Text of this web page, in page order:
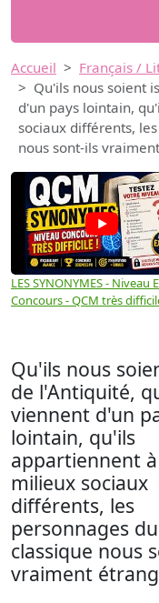
Accueil
Français /
Qu'ils nous soient
d'un pays lointain,
sociaux différents,
nous sont-ils
LES SYNONYMES - Niveau
Concours - QCM très
Qu'ils nous
de l'Antiquité,
viennent d'un
lointain, qu'ils
appartiennent
milieux sociaux
différents, les
personnages
classique nous
vraiment